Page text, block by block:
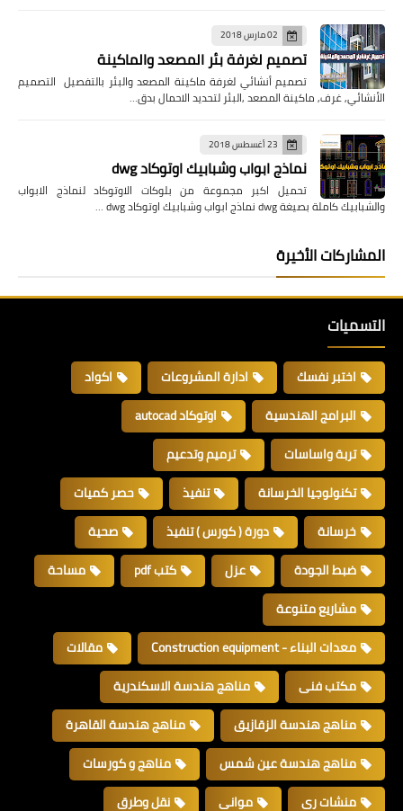
02 مارس 2018
تصميم لغرفة بئر المصعد والماكينة
تصميم أنشائي لغرفة ماكينة المصعد والبئر بالتفصيل التصميم
الأنشائي, غرف, ماكينة المصعد ,البئر لتحديد الاحمال بدق…
23 أغسطس 2018
نماذج ابواب وشبابيك اوتوكاد dwg
تحميل اكبر مجموعة من بلوكات الاوتوكاد لنماذج الابواب
والشبابيك كاملة بصيغة dwg نماذج ابواب وشبابيك اوتوكاد dwg …
المشاركات الأخيرة
التسميات
اختبر نفسك ادارة المشروعات
اكواد
البرامج الهندسية
اوتوكاد autocad
تربة واساسات
ترميم وتدعيم
تكنولوجيا الخرسانة
تنفيذ
حصر كميات
خرسانة
دورة ( كورس ) تنفيذ
صحية
ضبط الجودة
عزل كتب pdf
مساحة
مشاريع متنوعة
معدات البناء - Construction equipment
مقالات
مكتب فنى
مناهج هندسة الاسكندرية
مناهج هندسة الزقازيق
مناهج هندسة القاهرة
مناهج هندسة عين شمس
مناهج و كورسات
منشات رى
موانى نقل وطرق